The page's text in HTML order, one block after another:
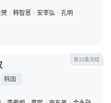
/ 韩智恩 / 安宰弘 / 孔明
第32集完结
韩国